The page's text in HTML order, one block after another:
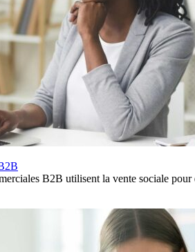
B2B utilisent la vente sociale